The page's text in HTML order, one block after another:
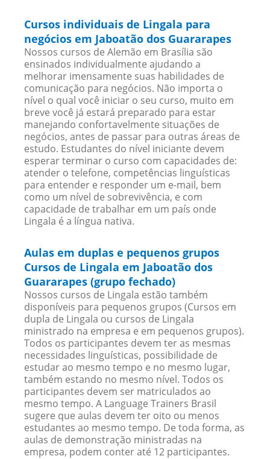
Cursos individuais de Lingala para
negócios em Jaboatão dos Guararapes
Nossos cursos de Alemão em Brasília são
ensinados individualmente ajudando a
melhorar imensamente suas habilidades de
comunicação para negócios. Não importa o
nível o qual você iniciar o seu curso, muito em
breve você já estará preparado para estar
manejando confortavelmente situações de
negócios, antes de passar para outras áreas de
estudo. Estudantes do nível iniciante devem
esperar terminar o curso com capacidades de:
atender o telefone, competências linguísticas
para entender e responder um e-mail, bem
como um nível de sobrevivência, e com
capacidade de trabalhar em um país onde
Lingala é a língua nativa.
Aulas em duplas e pequenos grupos
Cursos de Lingala em Jaboatão dos
Guararapes (grupo fechado)
Nossos cursos de Lingala estão também
disponíveis para pequenos grupos (Cursos em
dupla de Lingala ou cursos de Lingala
ministrado na empresa e em pequenos grupos).
Todos os participantes devem ter as mesmas
necessidades linguísticas, possibilidade de
estudar ao mesmo tempo e no mesmo lugar,
também estando no mesmo nível. Todos os
participantes devem ser matriculados ao
mesmo tempo. A Language Trainers Brasil
sugere que aulas devem ter oito ou menos
estudantes ao mesmo tempo. De toda forma, as
aulas de demonstração ministradas na
empresa, podem conter até 12 participantes.